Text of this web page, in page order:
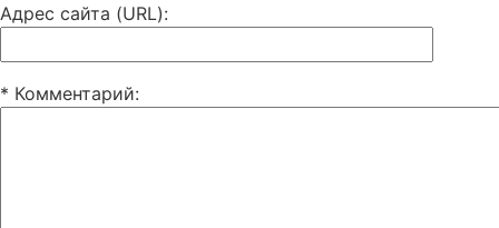
Адрес сайта (URL):
* Комментарий: